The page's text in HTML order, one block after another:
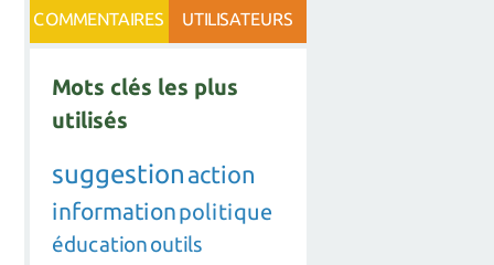
COMMENTAIRES UTILISATEURS
Mots clés les plus
utilisés
suggestion action
informationpolitique
éducationoutils